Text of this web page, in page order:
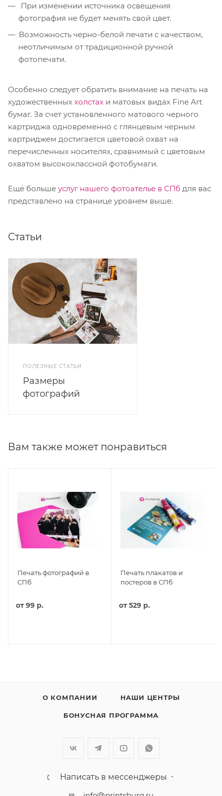
При изменении источника освещения
фотография не будет менять свой цвет.
Возможность черно-белой печати с качеством,
неотличимым от традиционной ручной
фотопечати.
Особенно следует обратить внимание на печать на
художественных холстах и матовых видах Fine Art
бумаг. За счет установленного матового черного
картриджа одновременно с глянцевым черным
картриджем достигается цветовой охват на
перечисленных носителях, сравнимый с цветовым
охватом высококлассной фотобумаги.
Ещё больше услуг нашего фотоателье в СПб для вас
представлено на странице уровнем выше.
Статьи
ПОЛЕЗНЫЕ СТАТЬИ
Размеры
фотографий
Вам также может понравиться
Печать фотографий в
СПб
от99 р.
Печать плакатов и
постеров в СПб
от529 р.
О КОМПАНИИ НАШИ ЦЕНТРЫ
БОНУСНАЯ ПРОГРАММА
Написать в мессенджеры